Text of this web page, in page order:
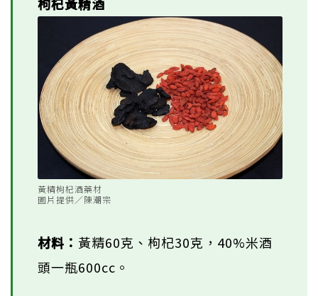
黃精枸杞酒藥材
圖片提供／陳潮宗
材料： 黃精60克、枸杞30克，40%米酒
頭一瓶600cc。